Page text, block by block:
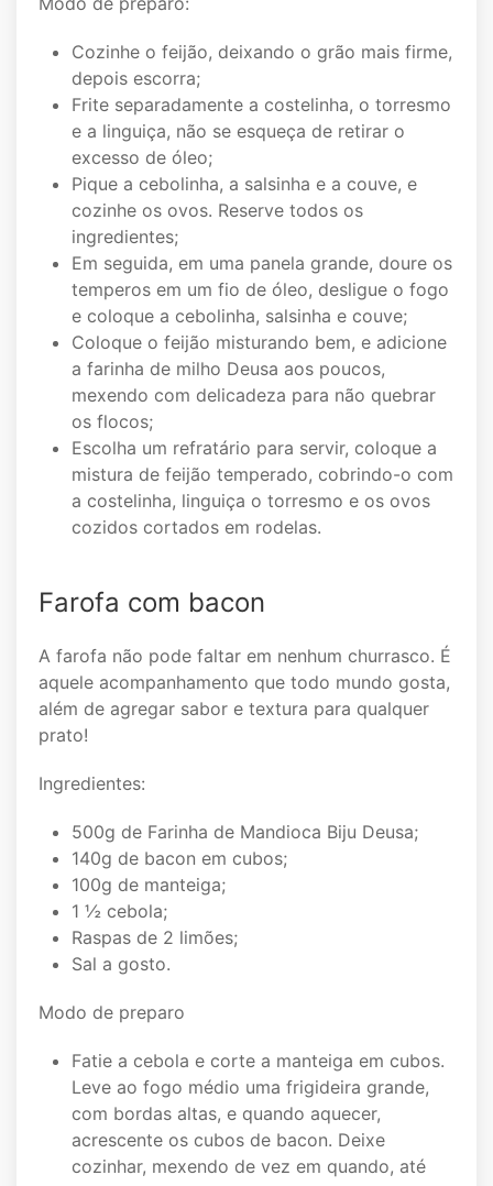
Cozinhe o feijão, deixando o grão mais firme,
depois escorra;
Frite separadamente a costelinha, o torresmo
e a linguiça, não se esqueça de retirar o
excesso de óleo;
Pique a cebolinha, a salsinha e a couve, e
cozinhe os ovos. Reserve todos os
ingredientes;
Em seguida, em uma panela grande, doure os
temperos em um fio de óleo, desligue o fogo
e coloque a cebolinha, salsinha e couve;
Coloque o feijão misturando bem, e adicione
a farinha de milho Deusa aos poucos,
mexendo com delicadeza para não quebrar
os flocos;
Escolha um refratário para servir, coloque a
mistura de feijão temperado, cobrindo-o com
a costelinha, linguiça o torresmo e os ovos
cozidos cortados em rodelas.
Farofa com bacon
A farofa não pode faltar em nenhum churrasco. É
aquele acompanhamento que todo mundo gosta,
além de agregar sabor e textura para qualquer
prato!
Ingredientes:
500g de Farinha de Mandioca Biju Deusa;
140g de bacon em cubos;
100g de manteiga;
1 ½ cebola;
Raspas de 2 limões;
Sal a gosto.
Modo de preparo
Fatie a cebola e corte a manteiga em cubos.
Leve ao fogo médio uma frigideira grande,
com bordas altas, e quando aquecer,
acrescente os cubos de bacon. Deixe
cozinhar, mexendo de vez em quando, até